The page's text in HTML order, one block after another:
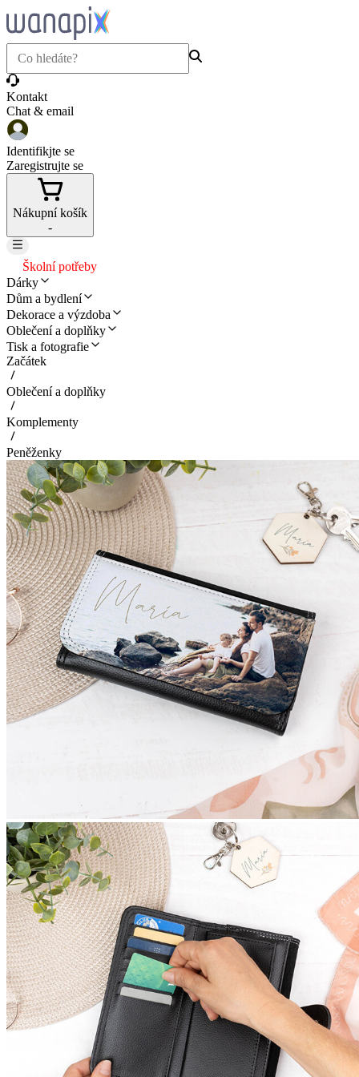
Kontakt
Chat & email
Identifikjte se
Zaregistrujte se
Nákupní košík
-
Školní potřeby
Dárky
Dům a bydlení
Dekorace a výzdoba
Oblečení a doplňky
Tisk a fotografie
Začátek
Oblečení a doplňky
Komplementy
Peněženky